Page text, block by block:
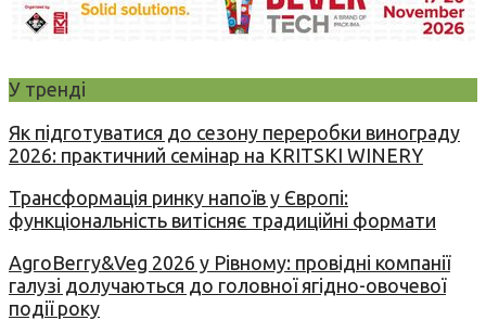
У тренді
Як підготуватися до сезону переробки винограду
2026: практичний семінар на KRITSKI WINERY
Трансформація ринку напоїв у Європі:
функціональність витісняє традиційні формати
AgroBerry&Veg 2026 у Рівному: провідні компанії
галузі долучаються до головної ягідно-овочевої
події року